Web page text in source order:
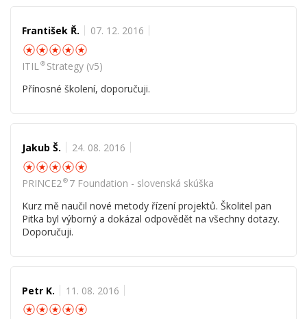
František Ř. 07. 12. 2016
☆☆☆☆
ITIL®Strategy (v5)
Přínosné školení, doporučuji.
Jakub Š. 24. 08. 2016
☆☆☆☆
PRINCE2®7 Foundation - slovenská skúška
Kurz mě naučil nové metody řízení projektů. Školitel pan
Pitka byl výborný a dokázal odpovědět na všechny dotazy.
Doporučuji.
Petr K. 11. 08. 2016
☆☆☆☆